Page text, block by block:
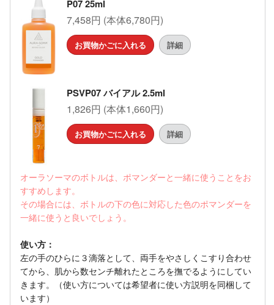
P07 25ml
7,458円 (本体6,780円)
お買物かごに入れる 詳細
PSVP07 バイアル 2.5ml
1,826円 (本体1,660円)
お買物かごに入れる 詳細
オーラソーマのボトルは、ポマンダーと一緒に使うことをお
すすめします。
その場合には、ボトルの下の色に対応した色のポマンダーを
一緒に使うと良いでしょう。
使い方：
左の手のひらに３滴落として、両手をやさしくこすり合わせ
てから、肌から数センチ離れたところを撫でるようにしてい
きます。（使い方については希望者に使い方説明を同梱して
います）